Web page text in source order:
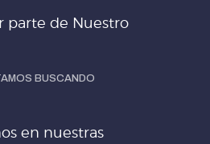
parte de Nuestro
BUSCANDO
en nuestras